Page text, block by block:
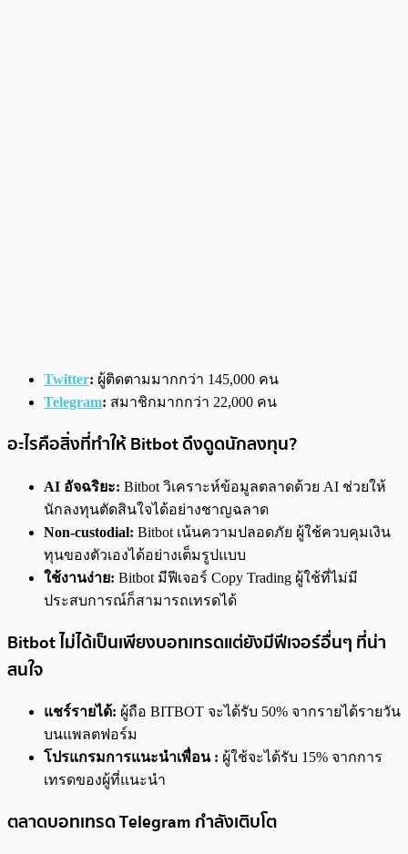
Twitter: ผู้ติดตามมากกว่า 145,000 คน
Telegram: สมาชิกมากกว่า 22,000 คน
อะไรคือสิ่งที่ทำให้ Bitbot ดึงดูดนักลงทุน?
AI อัจฉริยะ: Bitbot วิเคราะห์ข้อมูลตลาดด้วย AI ช่วยให้
นักลงทุนตัดสินใจได้อย่างชาญฉลาด
Non-custodial: Bitbot เน้นความปลอดภัย ผู้ใช้ควบคุมเงิน
ทุนของตัวเองได้อย่างเต็มรูปแบบ
ใช้งานง่าย: Bitbot มีฟีเจอร์ Copy Trading ผู้ใช้ที่ไม่มี
ประสบการณ์ก็สามารถเทรดได้
Bitbot ไม่ได้เป็นเพียงบอทเทรดแต่ยังมีฟีเจอร์อื่นๆ ที่น่า
สนใจ
แชร์รายได้: ผู้ถือ BITBOT จะได้รับ 50% จากรายได้รายวัน
บนแพลตฟอร์ม
โปรแกรมการแนะนำเพื่อน : ผู้ใช้จะได้รับ 15% จากการ
เทรดของผู้ที่แนะนำ
ตลาดบอทเทรด Telegram กำลังเติบโต